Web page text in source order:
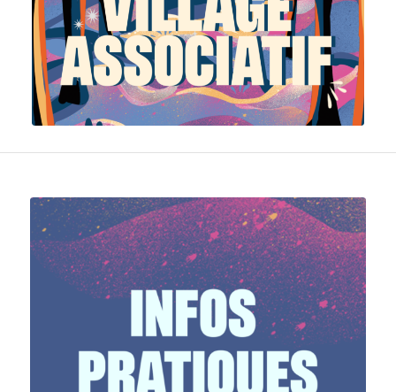
Programmation à venir